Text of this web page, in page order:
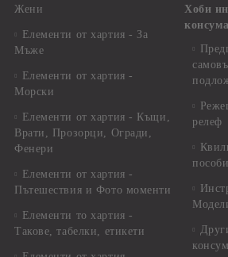
Жени
Елементи от хартия - За
Мъже
Елементи от хартия -
Морски
Елементи от хартия - Къщи,
Врати, Прозорци, Огради,
Фенери
Елементи от хартия -
Пътешествия и Фото моменти
Елементи то хартия -
Такове, табелки, етикети
Хоби
релеф